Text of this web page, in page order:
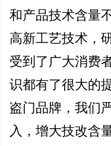
和产品技术含量
高新工艺技术，
受到了广大消费
识都有了很大的
盗门品牌，我们
入，增大技改含